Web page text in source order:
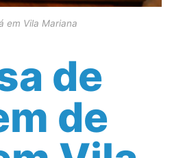
em Vila Mariana
de
de